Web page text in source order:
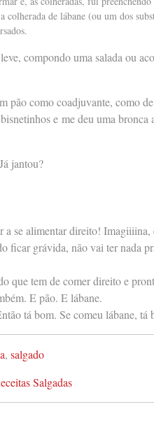
colherada de lábane (ou um dos
compondo uma salada ou
pão como coadjuvante, como
e me deu uma bronca
jantou?
a se alimentar direito!
ficar grávida, não vai ter nada
que tem de comer direito e
E pão. E lábane.
tá bom. Se comeu lábane, tá
, salgado
Salgadas